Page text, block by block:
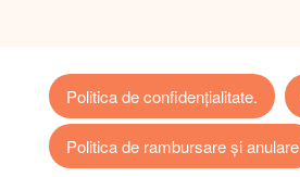
Politica de confidențialitate.
Politica de rambursare și anulare